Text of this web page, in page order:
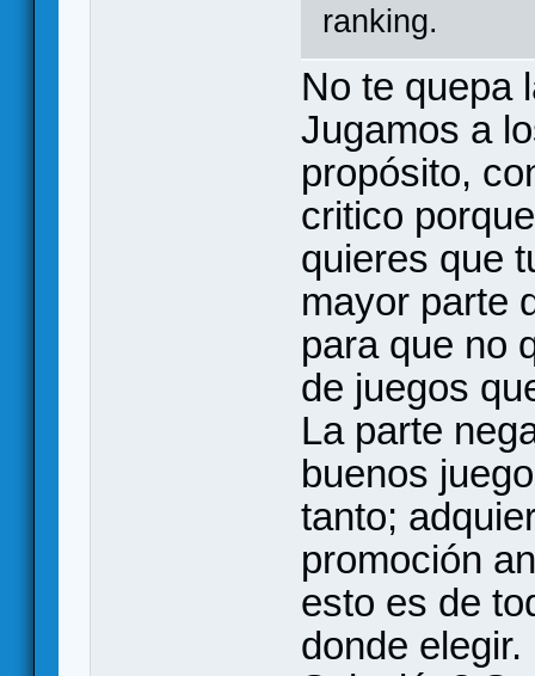
ranking.
No te
Jugamos a
propósito,
critico
quieres que
mayor parte
para que no
de juegos
La parte
buenos
tanto;
promoción
esto es de
donde elegir.